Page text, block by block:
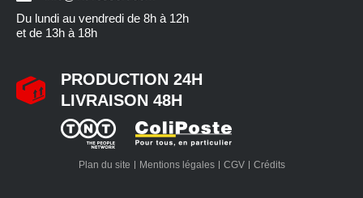
Du lundi au vendredi de 8h à 12h
et de 13h à 18h
PRODUCTION 24H
LIVRAISON 48H
Plan du site Mentions légales CGV Crédits